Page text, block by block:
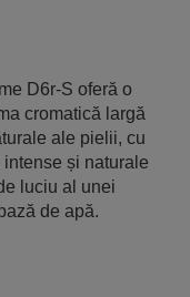
D6r-S oferă o
cromatică largă
ale pielii, cu
și naturale
luciu al unei
de apă.